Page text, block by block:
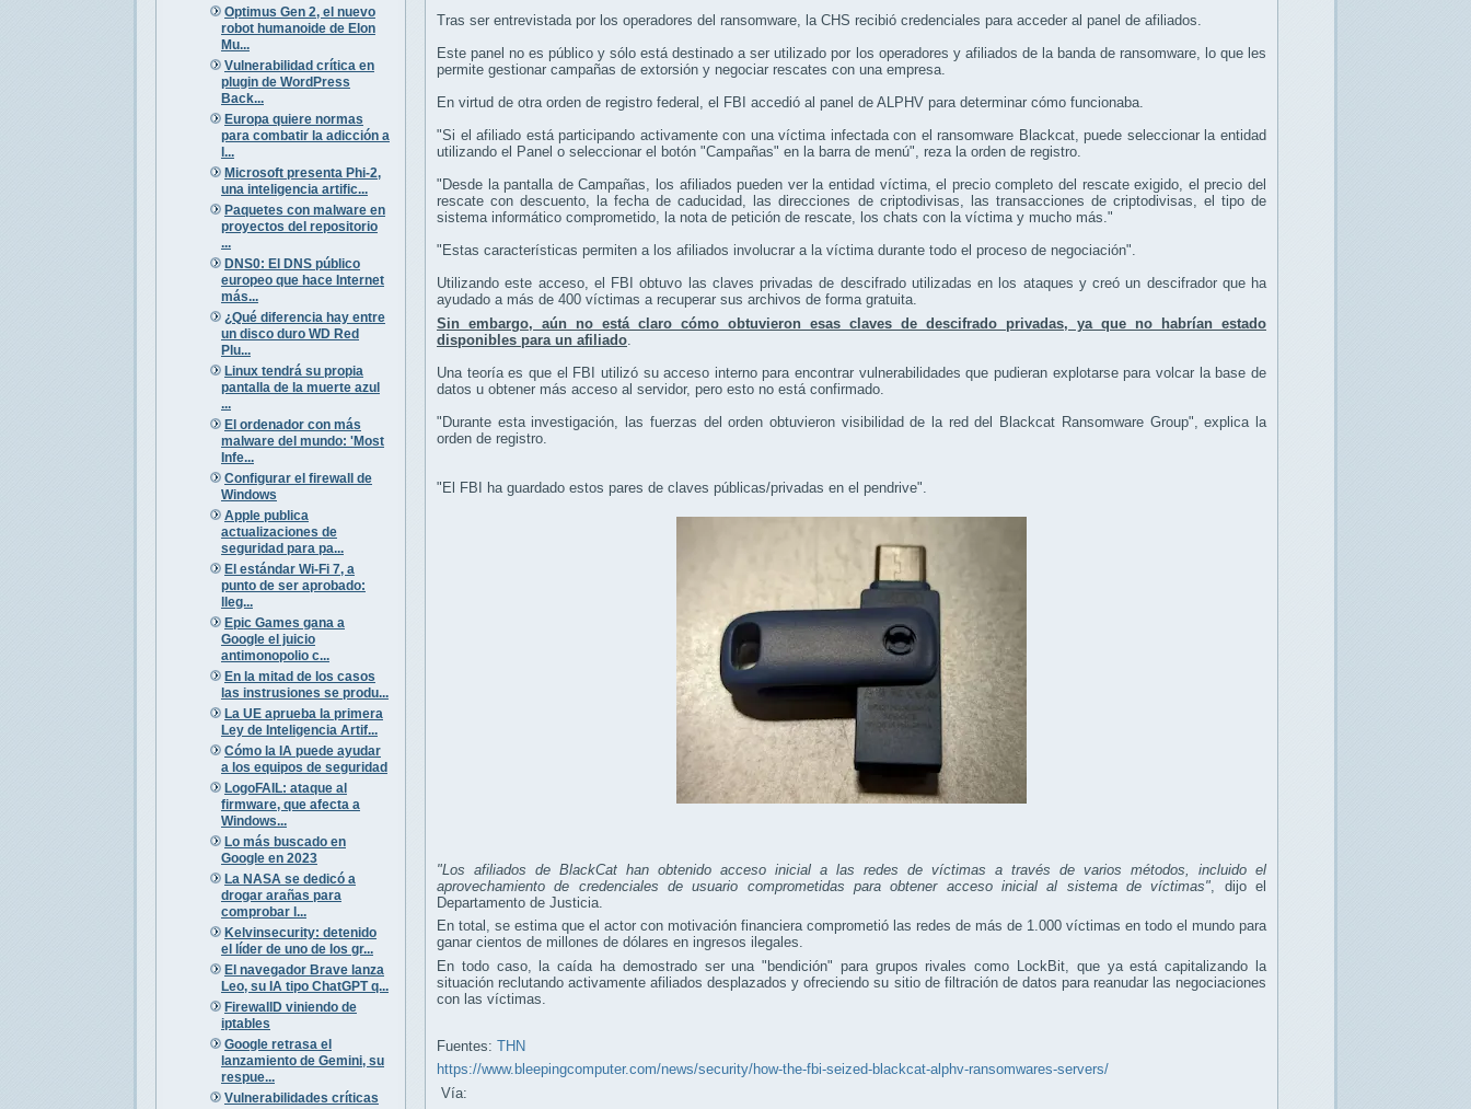
Optimus Gen 2, el nuevo
robot humanoide de Elon
Mu...
Vulnerabilidad crítica en
plugin de WordPress
Back...
Europa quiere normas
para combatir la adicción a
l...
Microsoft presenta Phi-2,
una inteligencia artific...
Paquetes con malware en
proyectos del repositorio
...
DNS0: El DNS público
europeo que hace Internet
más...
¿Qué diferencia hay entre
un disco duro WD Red
Plu...
Linux tendrá su propia
pantalla de la muerte azul
...
El ordenador con más
malware del mundo: 'Most
Infe...
Configurar el firewall de
Windows
Apple publica
actualizaciones de
seguridad para pa...
El estándar Wi-Fi 7, a
punto de ser aprobado:
lleg...
Epic Games gana a
Google el juicio
antimonopolio c...
En la mitad de los casos
las instrusiones se produ...
La UE aprueba la primera
Ley de Inteligencia Artif...
Cómo la IA puede ayudar
a los equipos de seguridad
LogoFAIL: ataque al
firmware, que afecta a
Windows...
Lo más buscado en
Google en 2023
La NASA se dedicó a
drogar arañas para
comprobar l...
Kelvinsecurity: detenido
el líder de uno de los gr...
El navegador Brave lanza
Leo, su IA tipo ChatGPT q...
FirewallD viniendo de
iptables
Google retrasa el
lanzamiento de Gemini, su
respue...
Vulnerabilidades críticas
Tras ser entrevistada por los operadores del ransomware, la CHS recibió credenciales para acceder al panel de afiliados.
Este panel no es público y sólo está destinado a ser utilizado por los operadores y afiliados de la banda de ransomware, lo que les
permite gestionar campañas de extorsión y negociar rescates con una empresa.
En virtud de otra orden de registro federal, el FBI accedió al panel de ALPHV para determinar cómo funcionaba.
"Si el afiliado está participando activamente con una víctima infectada con el ransomware Blackcat, puede seleccionar la entidad
utilizando el Panel o seleccionar el botón "Campañas" en la barra de menú", reza la orden de registro.
"Desde la pantalla de Campañas, los afiliados pueden ver la entidad víctima, el precio completo del rescate exigido, el precio del
rescate con descuento, la fecha de caducidad, las direcciones de criptodivisas, las transacciones de criptodivisas, el tipo de
sistema informático comprometido, la nota de petición de rescate, los chats con la víctima y mucho más."
"Estas características permiten a los afiliados involucrar a la víctima durante todo el proceso de negociación".
Utilizando este acceso, el FBI obtuvo las claves privadas de descifrado utilizadas en los ataques y creó un descifrador que ha
ayudado a más de 400 víctimas a recuperar sus archivos de forma gratuita.
Sin embargo, aún no está claro cómo obtuvieron esas claves de descifrado privadas, ya que no habrían estado
disponibles para un afiliado
Una teoría es que el FBI utilizó su acceso interno para encontrar vulnerabilidades que pudieran explotarse para volcar la base de
datos u obtener más acceso al servidor, pero esto no está confirmado.
"Durante esta investigación, las fuerzas del orden obtuvieron visibilidad de la red del Blackcat Ransomware Group", explica la
orden de registro.
"El FBI ha guardado estos pares de claves públicas/privadas en el pendrive".
"Los afiliados de BlackCat han obtenido acceso inicial a las redes de víctimas a través de varios métodos, incluido el
aprovechamiento de credenciales de usuario comprometidas para obtener acceso inicial al sistema de víctimas" , dijo el
Departamento de Justicia.
En total, se estima que el actor con motivación financiera comprometió las redes de más de 1.000 víctimas en todo el mundo para
ganar cientos de millones de dólares en ingresos ilegales.
En todo caso, la caída ha demostrado ser una "bendición" para grupos rivales como LockBit, que ya está capitalizando la
situación reclutando activamente afiliados desplazados y ofreciendo su sitio de filtración de datos para reanudar las negociaciones
con las víctimas.
Fuentes: THN
https://www.bleepingcomputer.com/news/security/how-the-fbi-seized-blackcat-alphv-ransomwares-servers/
Vía: